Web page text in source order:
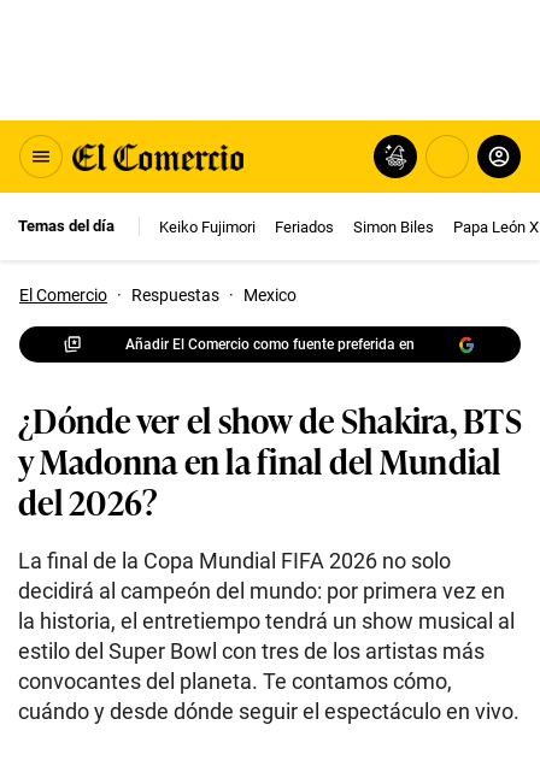
Temas del día Keiko Fujimori Feriados Simon Biles Papa León
El Comercio · Respuestas · Mexico
Añadir El Comercio como fuente preferida en
¿Dónde ver el show de Shakira, BTS
y Madonna en la final del Mundial
del 2026?
La final de la Copa Mundial FIFA 2026 no solo
decidirá al campeón del mundo: por primera vez en
la historia, el entretiempo tendrá un show musical al
estilo del Super Bowl con tres de los artistas más
convocantes del planeta. Te contamos cómo,
cuándo y desde dónde seguir el espectáculo en vivo.